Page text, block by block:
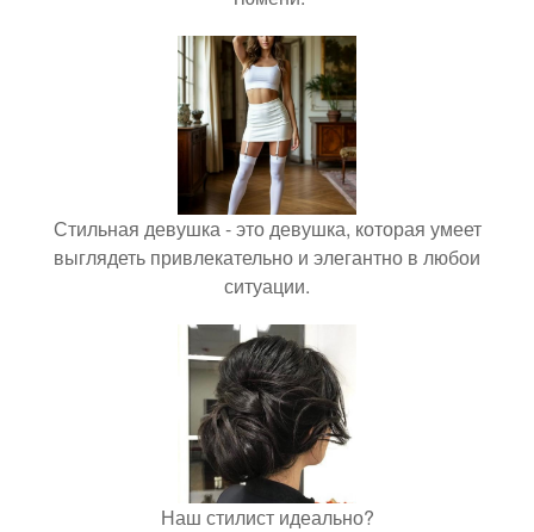
Стильная девушка - это девушка, которая умеет
выглядеть привлекательно и элегантно в любои
ситуации.
Наш стилист идеально?